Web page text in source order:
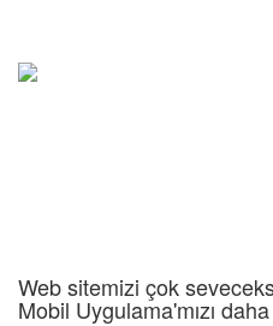
Web sitemizi çok
Mobil Uygulama'mızı